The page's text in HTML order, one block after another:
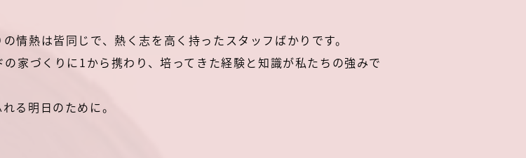
情熱は皆同じで、熱く志を高く持ったスタッフばかりです。
家づくりに1から携わり、培ってきた経験と知識が私たちの強みで
る明日のために。